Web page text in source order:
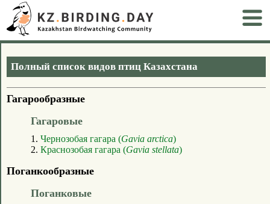
Полный список видов птиц Казахстана
Гагарообразные
Гагаровые
1. Чернозобая гагара (Gavia arctica)
2. Краснозобая гагара (Gavia stellata)
Поганкообразные
Поганковые